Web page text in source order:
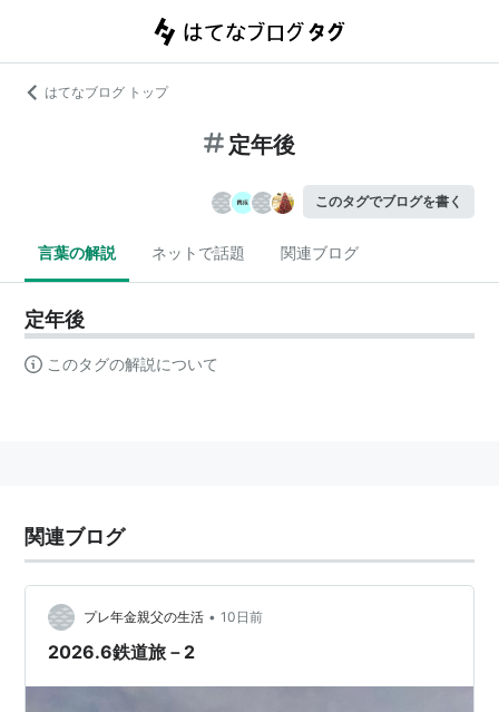
はてなブログ トップ
定年後
このタグでブログを書く
言葉の解説 ネットで話題 関連ブログ
定年後
このタグの解説について
関連ブログ
プレ年金親父の生活 • 10日前
2026.6鉄道旅－2